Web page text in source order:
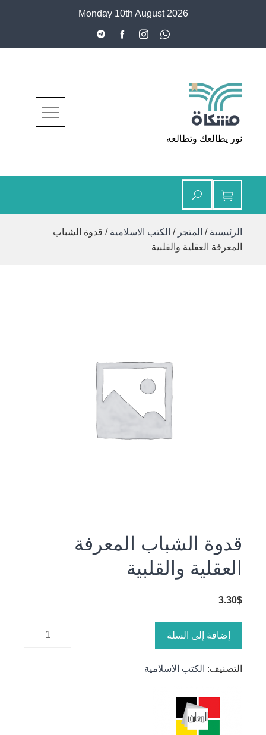
Monday 10th August 2026
مشكاة
نور يطالعك وتطالعه
الرئيسية / المتجر / الكتب الاسلامية / قدوة الشباب
المعرفة العقلية والقلبية
قدوة الشباب المعرفة
العقلية والقلبية
3.30$
كمية قدوة
إضافة إلى السلة
التصنيف: الكتب الاسلامية